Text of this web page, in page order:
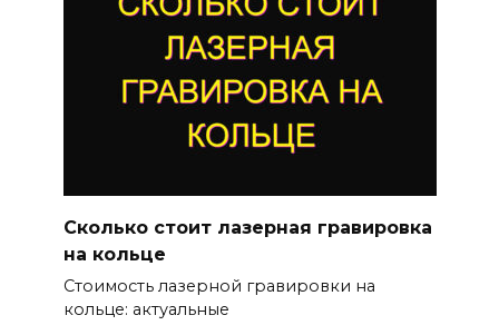
Сколько стоит лазерная гравировка
на кольце
Стоимость лазерной гравировки на
кольце: актуальные